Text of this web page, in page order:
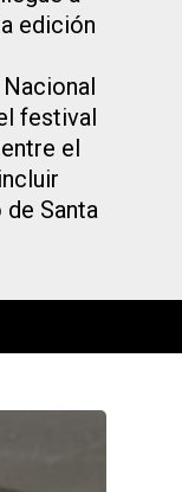
edición
festival
el
Santa